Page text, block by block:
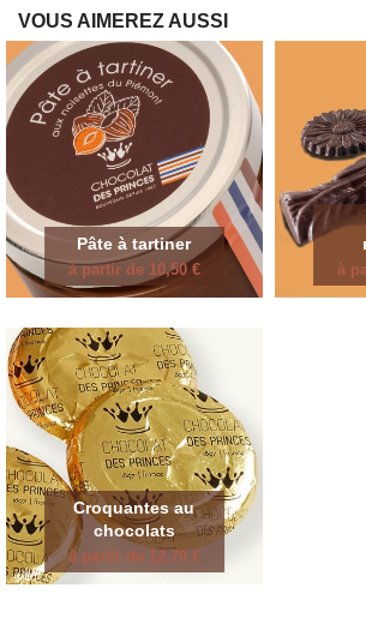
VOUS AIMEREZ AUSSI
Pâte à tartiner
à partir de 10,50 € à
Croquantes au
chocolats
à partir de 12,70 €